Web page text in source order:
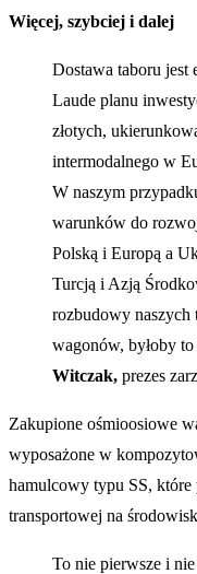
Więcej, szybciej i dalej
Dostawa taboru jest
Laude planu
złotych,
intermodalnego w
W naszym
warunków do
Polską i Europą a
Turcją i Azją
rozbudowy
wagonów, byłoby
Witczak, prezes
Zakupione ośmioosiowe
wyposażone w
hamulcowy typu SS, które
transportowej na
To nie pierwsze i